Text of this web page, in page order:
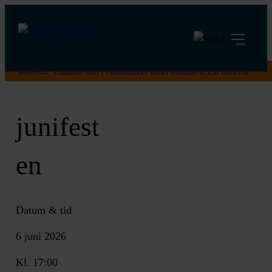
aktuellt: Guidade turer i Fatmomakke under sommaren. Läs mera här!
junifest
en
Datum & tid
6 juni 2026
Kl. 17:00